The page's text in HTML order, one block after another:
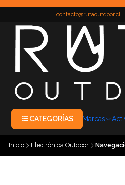
contacto@rutaoutdoor.cl
CATEGORÍAS Marcas
Inicio Electrónica Outdoor